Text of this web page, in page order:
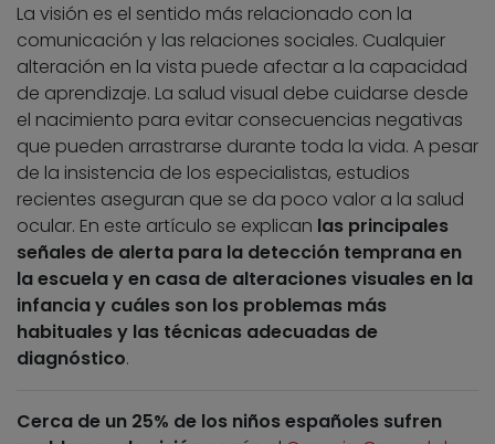
La visión es el sentido más relacionado con la
comunicación y las relaciones sociales. Cualquier
alteración en la vista puede afectar a la capacidad
de aprendizaje. La salud visual debe cuidarse desde
el nacimiento para evitar consecuencias negativas
que pueden arrastrarse durante toda la vida. A pesar
de la insistencia de los especialistas, estudios
recientes aseguran que se da poco valor a la salud
ocular. En este artículo se explican las principales
señales de alerta para la detección temprana en
la escuela y en casa de alteraciones visuales en la
infancia y cuáles son los problemas más
habituales y las técnicas adecuadas de
diagnóstico.
Cerca de un 25% de los niños españoles sufren